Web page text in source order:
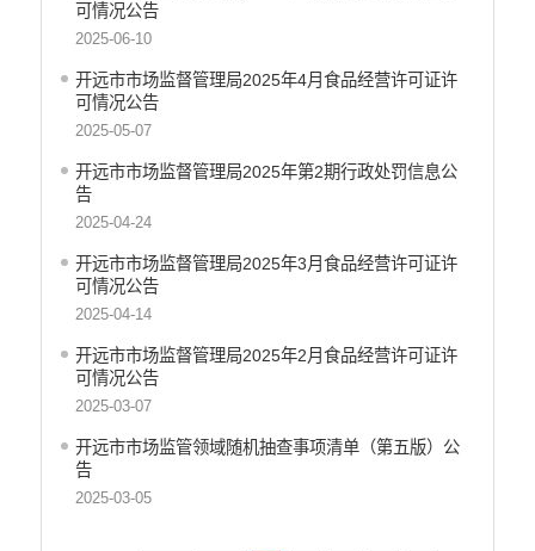
可情况公告
2025-06-10
开远市市场监督管理局2025年4月食品经营许可证许
可情况公告
2025-05-07
开远市市场监督管理局2025年第2期行政处罚信息公
告
2025-04-24
开远市市场监督管理局2025年3月食品经营许可证许
可情况公告
2025-04-14
开远市市场监督管理局2025年2月食品经营许可证许
可情况公告
2025-03-07
开远市市场监管领域随机抽查事项清单（第五版）公
告
2025-03-05